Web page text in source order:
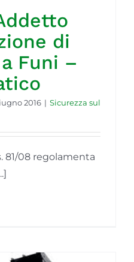
di
Funi –
2016 | Sicurezza sul
81/08 regolamenta